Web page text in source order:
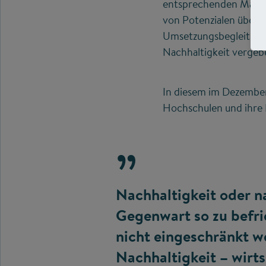
entsprechenden
von Potenzialen über
Nachhaltigkeit
In diesem im
Hochschulen und
Nachhaltigkeit oder
Gegenwart so zu
nicht eingeschränkt
Nachhaltigkeit –